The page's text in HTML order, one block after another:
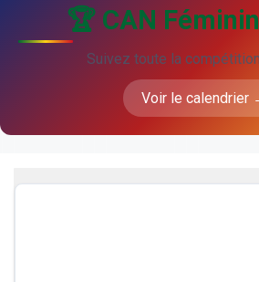
🏆 CAN
Suivez toute la
Voir le calendrier